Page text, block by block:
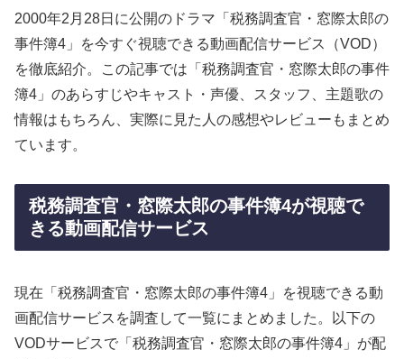
2000年2月28日に公開のドラマ「税務調査官・窓際太郎の
事件簿4」を今すぐ視聴できる動画配信サービス（VOD）
を徹底紹介。この記事では「税務調査官・窓際太郎の事件
簿4」のあらすじやキャスト・声優、スタッフ、主題歌の
情報はもちろん、実際に見た人の感想やレビューもまとめ
ています。
税務調査官・窓際太郎の事件簿4が視聴で
きる動画配信サービス
現在「税務調査官・窓際太郎の事件簿4」を視聴できる動
画配信サービスを調査して一覧にまとめました。以下の
VODサービスで「税務調査官・窓際太郎の事件簿4」が配